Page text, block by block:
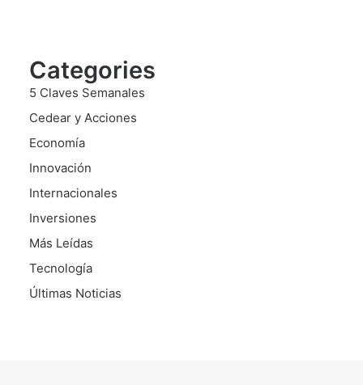
Categories
5 Claves Semanales
Cedear y Acciones
Economía
Innovación
Internacionales
Inversiones
Más Leídas
Tecnología
Últimas Noticias